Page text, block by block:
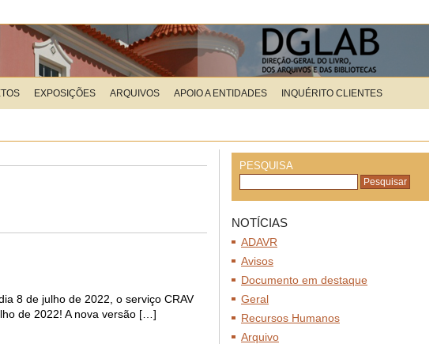
EXPOSIÇÕES ARQUIVOS APOIO A ENTIDADES INQUÉRITO CLIENTES
8 de julho de 2022, o serviço CRAV
de 2022! A nova versão […]
PESQUISA
NOTÍCIAS
ADAVR
Avisos
Documento em destaque
Geral
Recursos Humanos
Arquivo